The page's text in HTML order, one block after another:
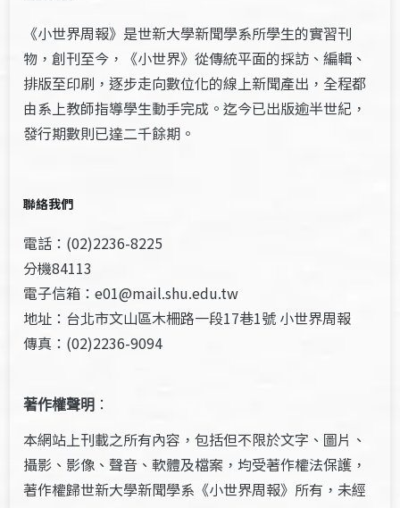
《小世界周報》是世新大學新聞學系所學生的實習刊
物，創刊至今，《小世界》從傳統平面的採訪、編輯、
排版至印刷，逐步走向數位化的線上新聞產出，全程都
由系上教師指導學生動手完成。迄今已出版逾半世紀，
發行期數則已達二千餘期。
聯絡我們
電話：(02)2236-8225
分機84113
電子信箱：e01@mail.shu.edu.tw
地址：台北市文山區木柵路一段17巷1號 小世界周報
傳真：(02)2236-9094
著作權聲明 ：
本網站上刊載之所有內容，包括但不限於文字、圖片、
攝影、影像、聲音、軟體及檔案，均受著作權法保護，
著作權歸世新大學新聞學系《小世界周報》所有，未經